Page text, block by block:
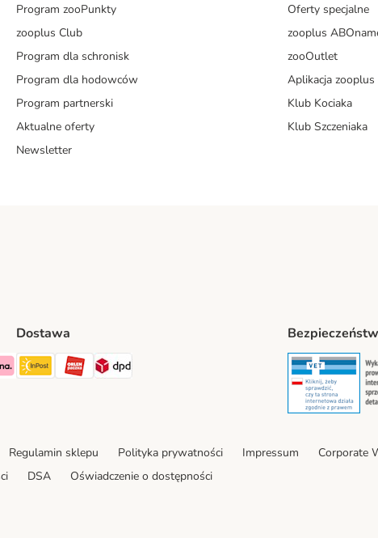
Program zooPunkty
zooplus Club
Program dla schronisk
Program dla hodowców
Program partnerski
Aktualne oferty
Newsletter
Oferty specjalne
zooplus
zooOutlet
Aplikacja zooplus
Klub Kociaka
Klub Szczeniaka
Method
Payment Method
Dostawa
Paczkomat® Shipping Method
ORLEN Paczka Shipping Method
Regulamin sklepu Polityka prywatności Impressum Corporate
DSA Oświadczenie o dostępności